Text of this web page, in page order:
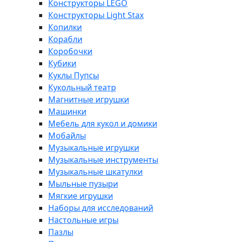
Конструкторы LEGO
Конструкторы Light Stax
Копилки
Корабли
Коробочки
Кубики
Куклы Пупсы
Кукольный театр
Магнитные игрушки
Машинки
Мебель для кукол и домики
Мобайлы
Музыкальные игрушки
Музыкальные инструменты
Музыкальные шкатулки
Мыльные пузыри
Мягкие игрушки
Наборы для исследований
Настольные игры
Пазлы